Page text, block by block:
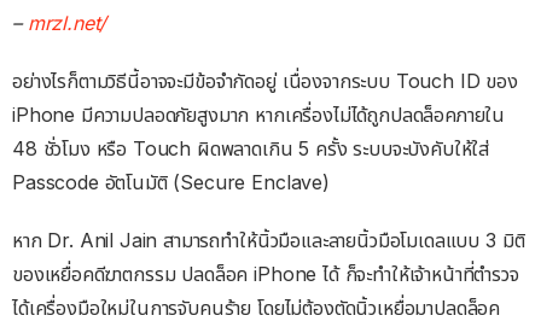
– mrzl.net/
อย่างไรก็ตามวิธีนี้อาจจะมีข้อจำกัดอยู่ เนื่องจากระบบ Touch ID ของ
iPhone มีความปลอดภัยสูงมาก หากเครื่องไม่ได้ถูกปลดล็อคภายใน
48 ชั่วโมง หรือ Touch ผิดพลาดเกิน 5 ครั้ง ระบบจะบังคับให้ใส่
Passcode อัตโนมัติ (Secure Enclave)
หาก Dr. Anil Jain สามารถทำให้นิ้วมือและลายนิ้วมือโมเดลแบบ 3 มิติ
ของเหยื่อคดีฆาตกรรม ปลดล็อค iPhone ได้ ก็จะทำให้เจ้าหน้าที่ตำรวจ
ได้เครื่องมือใหม่ในการจับคนร้าย โดยไม่ต้องตัดนิ้วเหยื่อมาปลดล็อค